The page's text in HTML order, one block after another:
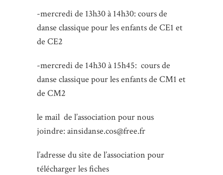
-mercredi de 13h30 à 14h30: cours de
danse classique pour les enfants de CE1 et
de CE2
-mercredi de 14h30 à 15h45: cours de
danse classique pour les enfants de CM1 et
de CM2
le mail de l’association pour nous
joindre: ainsidanse.cos@free.fr
l’adresse du site de l’association pour
télécharger les fiches